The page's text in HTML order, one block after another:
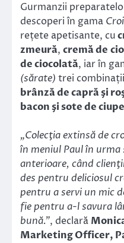
Gurmanzii
descoperi în gama
rețete apetisante, cu
zmeură, cremă de
de ciocolată, iar în
(sărate) trei
brânză de capră şi
bacon şi sote de
„Colecţia extinsă de
în meniul Paul în urma
anterioare, când
des pentru deliciosul
pentru a servi un mic
fie pentru a-l savura
bună.”, declară
Marketing Officer,